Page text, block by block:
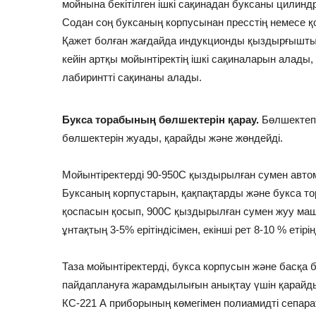
мойнына бекітілген ішкі сақинадан буксаны
Содан соң буксаның корпусынан пресстің немесе
Қажет болған жағдайда индукционды
кейін артқы мойынтіректің ішкі сақиналарын
лабиринтті сақинаны алады.
Букса торабының бөлшектерін қарау.
бөлшектерін жуады, қарайды және жөндейді.
Мойынтіректерді 90-950С қыздырылған сумен
Буксаның корпустарын, қақпақтарды және букса
қоспасын қосып, 900С қыздырылған сумен жуу
ұнтақтың 3-5% ерітіндісімен, екінші рет 8-10 %
Таза мойынтіректерді, букса корпусын және басқа
пайдаплануға жарамдылығын анықтау үшін
КС-221 А приборының көмегімен полиамидті